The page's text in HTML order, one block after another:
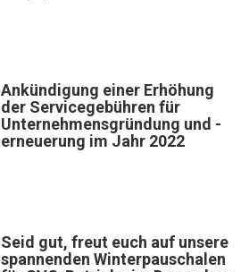
Ankündigung einer Erhöhung
der Servicegebühren für
Unternehmensgründung und -
erneuerung im Jahr 2022
Seid gut, freut euch auf unsere
spannenden Winterpauschalen